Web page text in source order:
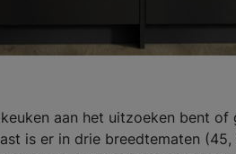
aan het uitzoeken bent
is er in drie breedtematen